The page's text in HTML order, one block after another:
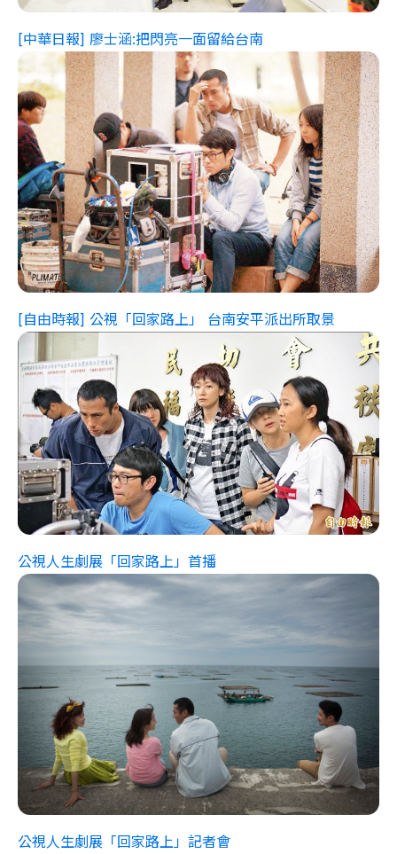
[中華日報] 廖士涵:把閃亮一面留給台南
[自由時報] 公視「回家路上」 台南安平派出所取景
公視人生劇展「回家路上」首播
公視人生劇展「回家路上」記者會